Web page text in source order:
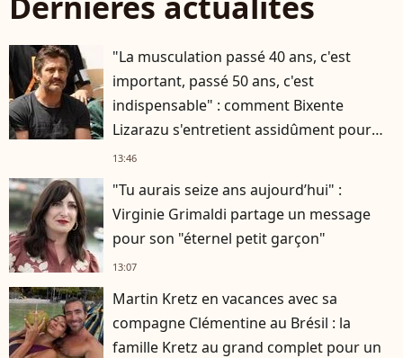
"La musculation passé 40 ans, c'est
important, passé 50 ans, c'est
indispensable" : comment Bixente
Lizarazu s'entretient assidûment pour
rester musclé à 56 ans ?
13:46
"Tu aurais seize ans aujourd’hui" :
Virginie Grimaldi partage un message
pour son "éternel petit garçon"
13:07
Martin Kretz en vacances avec sa
compagne Clémentine au Brésil : la
famille Kretz au grand complet pour un